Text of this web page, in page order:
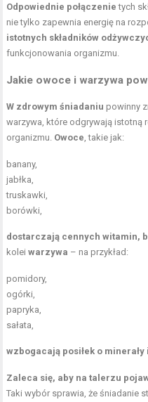
Odpowiednie połączenie tych
nie tylko zapewnia energię na
istotnych składników
funkcjonowania organizmu.
Jakie owoce i warzywa
W zdrowym śniadaniu powinny
warzywa, które odgrywają istotną
organizmu. Owoce , takie jak:
banany,
jabłka,
truskawki,
borówki,
dostarczają cennych witamin,
koleiwarzywa – na przykład:
pomidory,
ogórki,
papryka,
sałata,
wzbogacają posiłek o minerały
Zaleca się, aby na talerzu
Taki wybór sprawia, że śniadanie